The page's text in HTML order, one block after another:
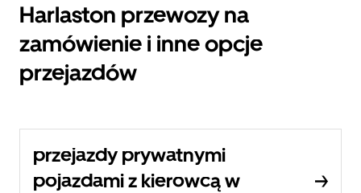
Harlaston przewozy na
zamówienie i inne opcje
przejazdów
przejazdy prywatnymi
pojazdami z kierowcą w